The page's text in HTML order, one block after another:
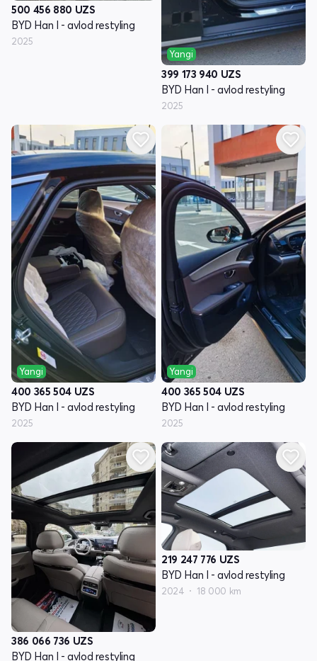
500 456 880 UZS
BYD Han I - avlod restyling
2025
Yangi
399 173 940 UZS
BYD Han I - avlod restyling
2025
Yangi
400 365 504 UZS
BYD Han I - avlod restyling
2025
Yangi
400 365 504 UZS
BYD Han I - avlod restyling
2025
386 066 736 UZS
BYD Han I - avlod restyling
219 247 776 UZS
BYD Han I - avlod restyling
2024 18 000 km